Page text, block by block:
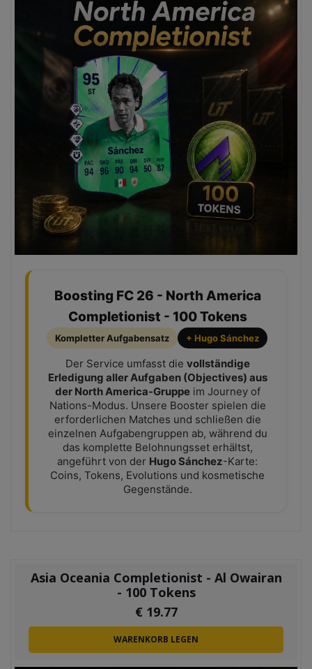
Boosting FC 26 - North America
Completionist - 100 Tokens
Kompletter Aufgabensatz + Hugo Sánchez
Der Service umfasst die vollständige
Erledigung aller Aufgaben (Objectives) aus
der North America-Gruppeim Journey of
Nations-Modus. Unsere Booster spielen die
erforderlichen Matches und schließen die
einzelnen Aufgabengruppen ab, während du
das komplette Belohnungsset erhältst,
angeführt von der Hugo Sánchez-Karte:
Coins, Tokens, Evolutions und kosmetische
Gegenstände.
Asia Oceania Completionist - Al Owairan
- 100 Tokens
€ 19.77
WARENKORB LEGEN